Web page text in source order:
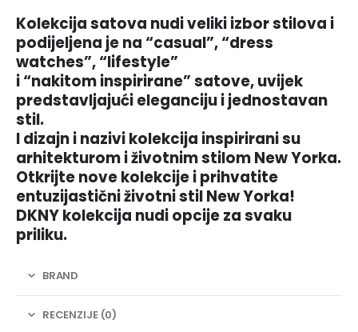
Kolekcija satova nudi veliki izbor stilova i
podijeljena je na “casual”, “dress
watches”, “lifestyle”
i “nakitom inspirirane” satove, uvijek
predstavljajući eleganciju i jednostavan
stil.
I dizajn i nazivi kolekcija inspirirani su
arhitekturom i životnim stilom New Yorka.
Otkrijte nove kolekcije i prihvatite
entuzijastični životni stil New Yorka!
DKNY kolekcija nudi opcije za svaku
priliku.
BRAND
RECENZIJE (0)